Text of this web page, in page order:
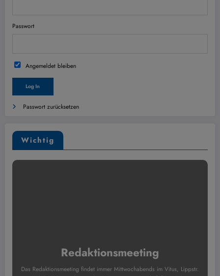
Passwort
Angemeldet bleiben
Passwort zurücksetzen
Wichtig
Redaktionsmeeting
Das Redaktionsmeeting findet immer Mittwochabends im Vitus, Lippstr.